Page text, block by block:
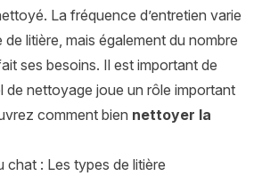
La fréquence d’entretien varie
litière, mais également du nombre
ses besoins. Il est important de
de nettoyage joue un rôle important
comment bien nettoyer la
chat : Les types de litière